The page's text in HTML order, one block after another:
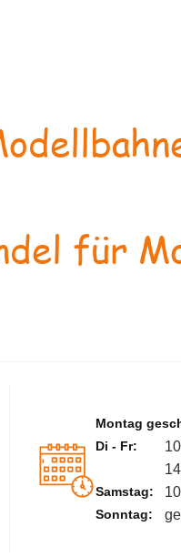
für
Montag
Di - Fr:
Samstag:
Sonntag: